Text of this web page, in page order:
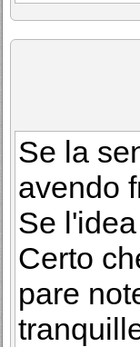
Se la
avendo
Se
Certo
pare